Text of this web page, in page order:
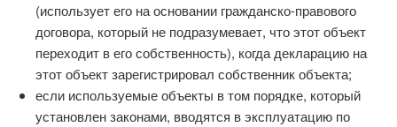
(использует его на основании гражданско-правового
договора, который не подразумевает, что этот объект
переходит в его собственность), когда декларацию на
этот объект зарегистрировал собственник объекта;
если используемые объекты в том порядке, который
установлен законами, вводятся в эксплуатацию по